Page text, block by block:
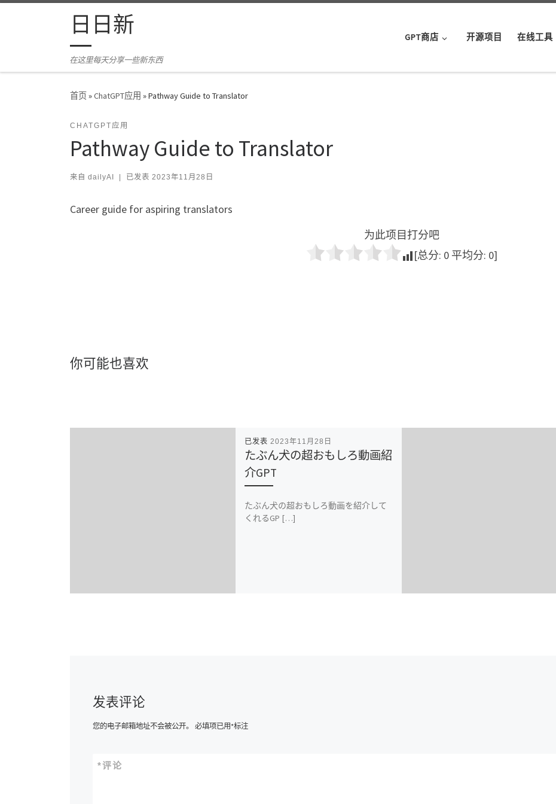
Skip to content日日新
在这里每天分享一些新东西
GPT商店 开源项目 在线工具
首页»ChatGPT应用 »Pathway Guide to Translator
CHATGPT应用
Pathway Guide to Translator
来自 dailyAI 已发表 2023年11月28日
Career guide for aspiring translators
为此项目打分吧
[总分: 0 平均分: 0]
你可能也喜欢
已发表 2023年11月28日
たぶん犬の超おもしろ動画紹
介GPT
たぶん犬の超おもしろ動画を紹介して
くれるGP […]
发表评论
您的电子邮箱地址不会被公开。 必填项已用*标注
评论
*